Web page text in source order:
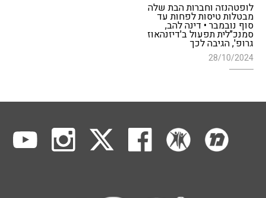
לופטהנזה וחברות הבת שלה
מבטלות טיסות לפחות עד
סוף נובמבר • דינה להב,
סמנכ"לית תפעול ב'דיזנהאוז
גרופ', הגיבה לכך
28/10/2024